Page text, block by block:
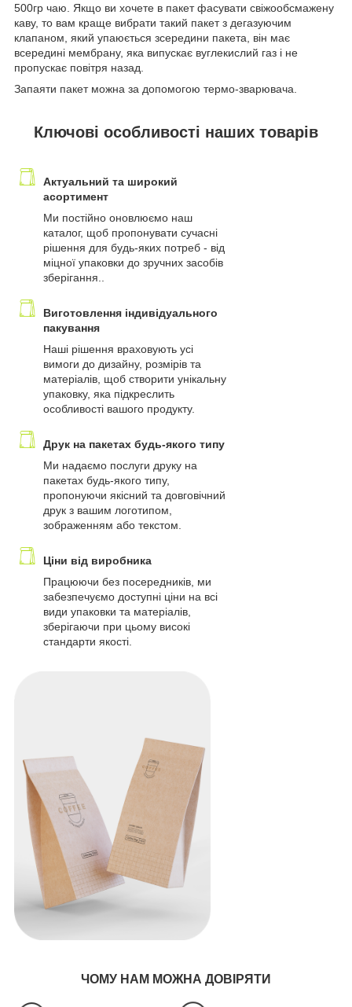
500гр чаю. Якщо ви хочете в пакет фасувати свіжообсмажену
каву, то вам краще вибрати такий пакет з дегазуючим
клапаном, який упаюється зсередини пакета, він має
всередині мембрану, яка випускає вуглекислий газ і не
пропускає повітря назад.
Запаяти пакет можна за допомогою термо-зварювача.
Ключові особливості наших товарів
Актуальний та широкий
асортимент
Ми постійно оновлюємо наш
каталог, щоб пропонувати сучасні
рішення для будь-яких потреб - від
міцної упаковки до зручних засобів
зберігання..
Виготовлення індивідуального
пакування
Наші рішення враховують усі
вимоги до дизайну, розмірів та
матеріалів, щоб створити унікальну
упаковку, яка підкреслить
особливості вашого продукту.
Друк на пакетах будь-якого типу
Ми надаємо послуги друку на
пакетах будь-якого типу,
пропонуючи якісний та довговічний
друк з вашим логотипом,
зображенням або текстом.
Ціни від виробника
Працюючи без посередників, ми
забезпечуємо доступні ціни на всі
види упаковки та матеріалів,
зберігаючи при цьому високі
стандарти якості.
ЧОМУ НАМ МОЖНА ДОВІРЯТИ